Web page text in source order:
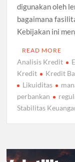
digunakan oleh
bagaimana
Kebijakan ini
READ MORE
Analisis Kredit
Kredit
Kredit
Likuiditas
perbankan
Stabilitas